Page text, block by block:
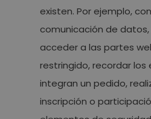
existen. Por ejemplo,
comunicación de
acceder a las partes
restringido, recordar
integran un pedido,
inscripción o